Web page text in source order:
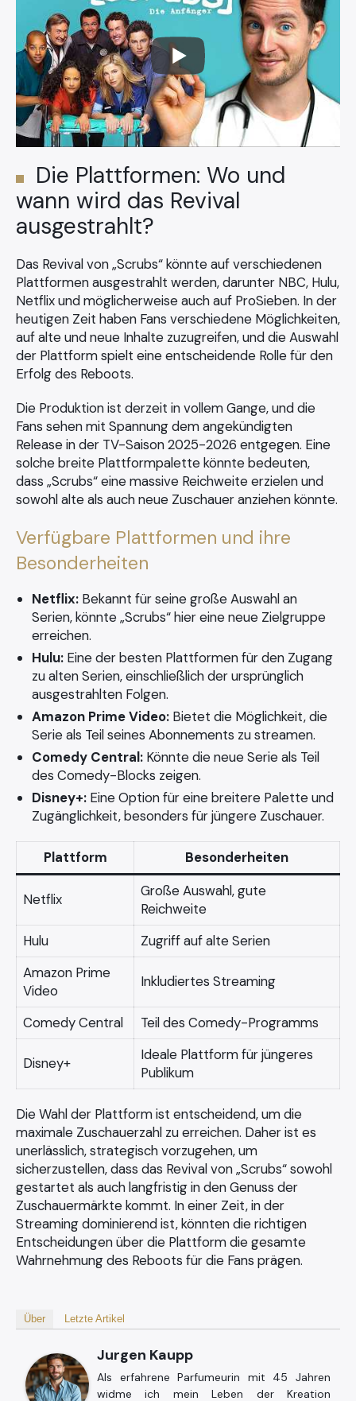
Die Plattformen: Wo und
wann wird das Revival
ausgestrahlt?
Das Revival von „Scrubs“ könnte auf verschiedenen
Plattformen ausgestrahlt werden, darunter NBC, Hulu,
Netflix und möglicherweise auch auf ProSieben. In der
heutigen Zeit haben Fans verschiedene Möglichkeiten,
auf alte und neue Inhalte zuzugreifen, und die Auswahl
der Plattform spielt eine entscheidende Rolle für den
Erfolg des Reboots.
Die Produktion ist derzeit in vollem Gange, und die
Fans sehen mit Spannung dem angekündigten
Release in der TV-Saison 2025-2026 entgegen. Eine
solche breite Plattformpalette könnte bedeuten,
dass „Scrubs“ eine massive Reichweite erzielen und
sowohl alte als auch neue Zuschauer anziehen könnte.
Verfügbare Plattformen und ihre
Besonderheiten
Netflix: Bekannt für seine große Auswahl an
Serien, könnte „Scrubs“ hier eine neue Zielgruppe
erreichen.
Hulu: Eine der besten Plattformen für den Zugang
zu alten Serien, einschließlich der ursprünglich
ausgestrahlten Folgen.
Amazon Prime Video: Bietet die Möglichkeit, die
Serie als Teil seines Abonnements zu streamen.
Comedy Central: Könnte die neue Serie als Teil
des Comedy-Blocks zeigen.
Disney+: Eine Option für eine breitere Palette und
Zugänglichkeit, besonders für jüngere Zuschauer.
Plattform Besonderheiten
Netflix
Große Auswahl, gute
Reichweite
Hulu
Zugriff auf alte Serien
Amazon Prime
Video
Inkludiertes Streaming
Comedy Central Teil des Comedy-Programms
Disney+
Ideale Plattform für jüngeres
Publikum
Die Wahl der Plattform ist entscheidend, um die
maximale Zuschauerzahl zu erreichen. Daher ist es
unerlässlich, strategisch vorzugehen, um
sicherzustellen, dass das Revival von „Scrubs“ sowohl
gestartet als auch langfristig in den Genuss der
Zuschauermärkte kommt. In einer Zeit, in der
Streaming dominierend ist, könnten die richtigen
Entscheidungen über die Plattform die gesamte
Wahrnehmung des Reboots für die Fans prägen.
Über Letzte Artikel
Jurgen Kaupp
Als erfahrene Parfumeurin mit 45 Jahren
widme ich mein Leben der Kreation